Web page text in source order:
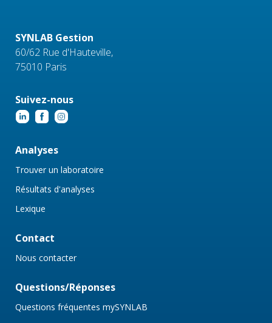
SYNLAB Gestion
60/62 Rue d'Hauteville,
75010 Paris
Suivez-nous
Analyses
Trouver un laboratoire
Résultats d'analyses
Lexique
Contact
Nous contacter
Questions/Réponses
Questions fréquentes mySYNLAB